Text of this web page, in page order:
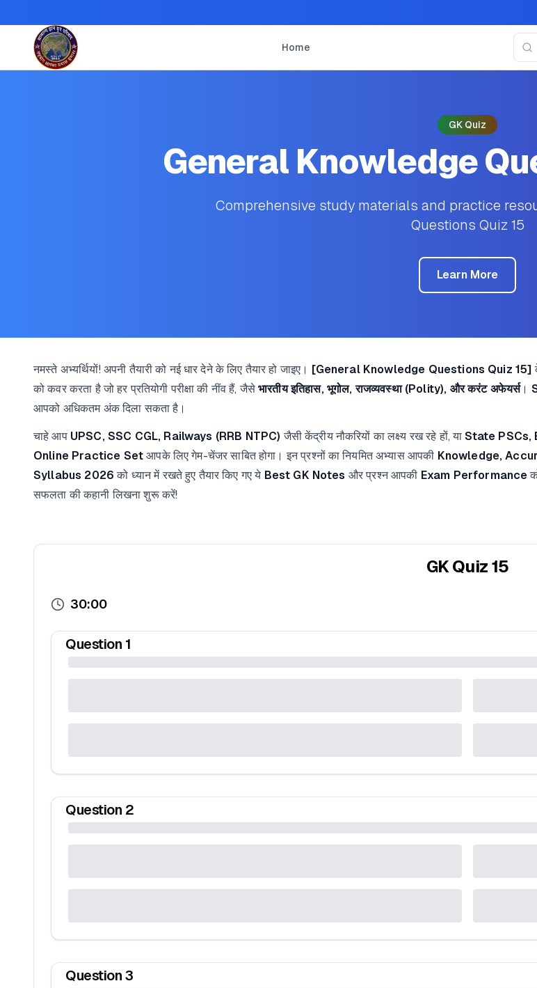
Home
GK Quiz
General Knowledge
Comprehensive study materials and practice
Questions Quiz 15
Learn More
नमस्ते अभ्यर्थियों! अपनी तैयारी को नई धार देने के लिए तैयार हो जाइए। [General Knowledge Questions Quiz 15]
को कवर करता है जो हर प्रतियोगी परीक्षा की नींव हैं, जैसेभारतीय इतिहास, भूगोल, राजव्यवस्था (Polity), और करंट अफेयर्स।
आपको अधिकतम अंक दिला सकता है।
चाहे आप UPSC, SSC CGL, Railways (RRB NTPC) जैसी केंद्रीय नौकरियों का लक्ष्य रख रहे हों, याState PSCs,
Online Practice Set आपके लिए गेम-चेंजर साबित होगा। इन प्रश्नों का नियमित अभ्यास आपकी Knowledge,
Syllabus 2026 को ध्यान में रखते हुए तैयार किए गए ये Best GK Notes और प्रश्न आपकी Exam Performance
सफलता की कहानी लिखना शुरू करें!
GK Quiz 15
30:00
Question 1
Question 2
Question 3